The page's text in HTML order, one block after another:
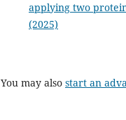
applying two
(2025)
You may also start an